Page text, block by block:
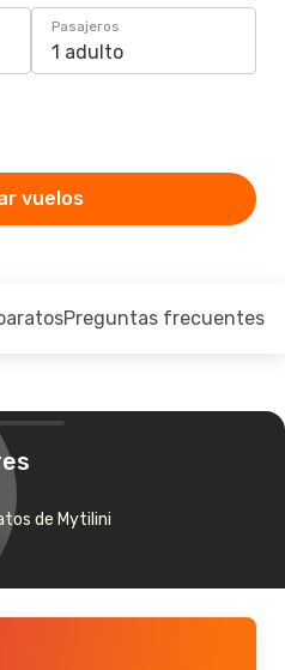
Pasajeros
1 adulto
vuelos
Preguntas frecuentes
de Mytilini